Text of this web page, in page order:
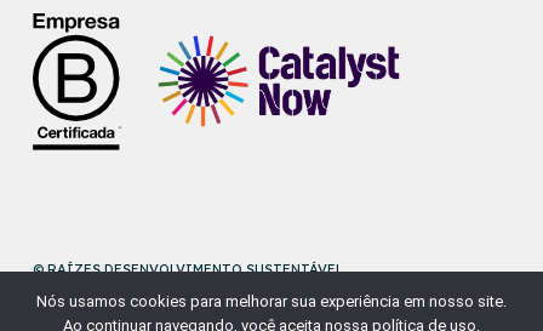
© RAÍZES DESENVOLVIMENTO SUSTENTÁVEL
DESENVOLVIDO PORNAÇÃODESIGN
Nós usamos cookies para melhorar sua experiência em nosso site.
Ao continuar navegando, você aceita nossa política de uso.